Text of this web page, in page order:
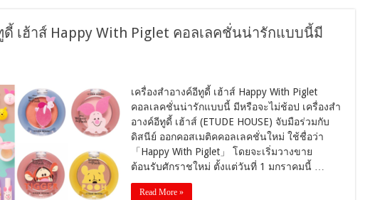
ดี้ เฮ้าส์ Happy With Piglet คอลเลคชั่นน่ารักแบบนี้มี
เครื่องสำอางค์อีทูดี้ เฮ้าส์ Happy With Piglet
คอลเลคชั่นน่ารักแบบนี้ มีหรือจะไม่ช้อป เครื่องสำ
อางค์อีทูดี้ เฮ้าส์ (ETUDE HOUSE) จับมือร่วมกับ
ดิสนีย์ ออกคอสเมติคคอลเลคชั่นใหม่ ใช้ชื่อว่า
「Happy With Piglet」 โดยจะเริ่มวางขาย
ต้อนรับศักราชใหม่ ตั้งแต่วันที่ 1 มกราคมนี้ …
Read More »